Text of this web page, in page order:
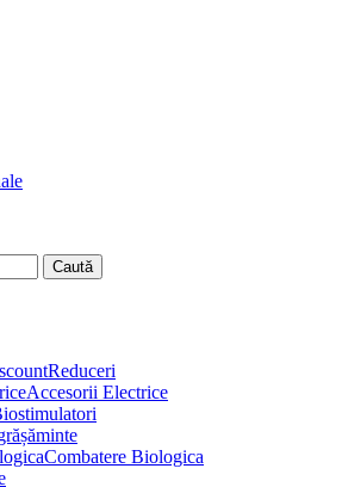
Caută
Reduceri
Accesorii Electrice
Combatere Biologica